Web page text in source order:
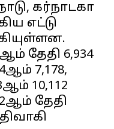
கர்நாடகா
எட்டு
தேதி 6,934
7,178,
10,112
தேதி